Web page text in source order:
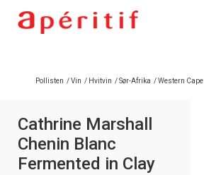
Pollisten /Vin / Hvitvin /Sør-Afrika /Western Cape
Cathrine Marshall
Chenin Blanc
Fermented in Clay